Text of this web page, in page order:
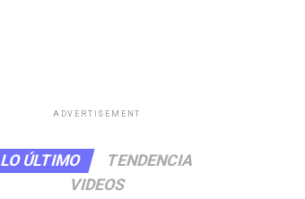
ADVERTISEMENT
LO ÚLTIMO
TENDENCIA
VIDEOS